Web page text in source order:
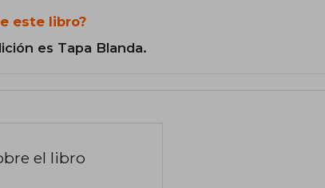
este libro?
es Tapa Blanda.
el libro